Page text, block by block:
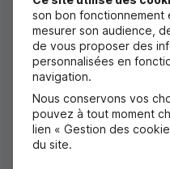
7 athlètes
Le soutien du Crédit
pratique de
soutien à dessportifs
partenariat avec la
banque mutualiste
son bon fonctionnement
mesurer son audience,
de vous proposer des
personnalisées en
navigation.
Nous conservons vos
pouvez à tout moment
lien « Gestion des
du site.